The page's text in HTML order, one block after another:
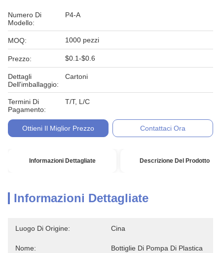
Numero Di
Modello:
P4-A
MOQ: 1000 pezzi
Prezzo: $0.1-$0.6
Dettagli
Dell'imballaggio:
Cartoni
Termini Di
Pagamento:
T/T, L/C
Ottieni Il Miglior Prezzo Contattaci Ora
Informazioni Dettagliate Descrizione Del Prodotto
Informazioni Dettagliate
Luogo Di Origine: Cina
Nome: Bottiglie Di Pompa Di Plastica